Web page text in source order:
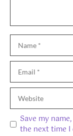
Name
Email
Website
Save my
the next time